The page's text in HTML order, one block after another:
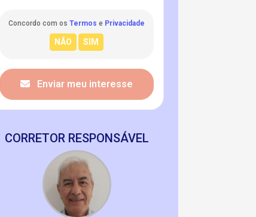
Concordo com os Termos e Privacidade
Enviar meu interesse
CORRETOR RESPONSÁVEL